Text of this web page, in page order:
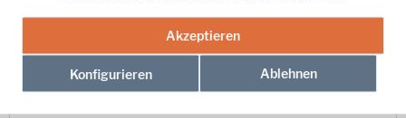
Hersteller-Nr.:
Akzeptieren
Konfigurieren Ablehnen